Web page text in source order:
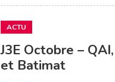
ACTU
J3E Octobre –
et Batimat